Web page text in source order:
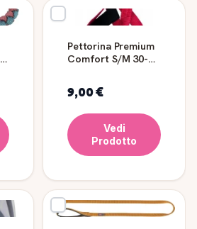
Pettorina Premium
Comfort S/M 30-
9,00 €
Vedi
Prodotto